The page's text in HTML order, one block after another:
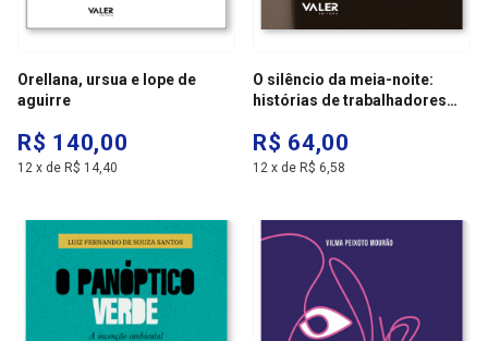
Orellana, ursua e lope de
aguirre
R$ 140,00
12 x de R$ 14,40
O silêncio da meia-noite:
histórias de trabalhadores
manaus
R$ 64,00
12 x de R$ 6,58